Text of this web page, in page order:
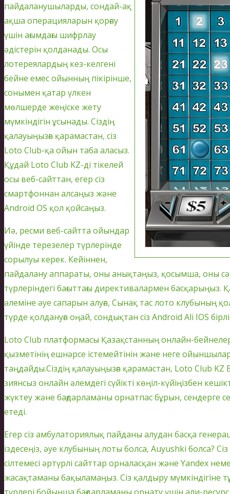
пайдаланушыларды, сондай-ақ
ақша операцияларын қорғау
үшін ағымдағы шифрлау
әдістерін қолданады. Осы
лотереялардың кез-келгені
бейне емес ойынның пікірінше,
сонымен қатар үлкен
мөлшерде жеңіске жету
мүмкіндігін ұсынады. Сіздің
қалауыңызға қарамастан, сіз
Loto Club-қа ойын таба аласыз.
Құдай Loto Club KZ-ді тікелей
осы веб-сайттан, егер сіз
смартфоннан алсаңыз және
Android OS қол қойсаңыз.
Иә, ресми веб-сайтта ойындар
үйінде терезелер түрлерінде
сорылуы керек. Кейіннен,
пайдалану аппараты, оны анықтаңыз, қосымша, оны
түрлеріндегі бағыттағы директивалармен басқарыңыз.
әлеміне әуе сапарын алуға, Сынақ тас лото клубының
түрде қолдануға оңай, сондықтан сіз Android Ali IOS
Loto Club платформасы Қазақстанның онлайн-
қызметінің ешнәрсе істемейтінін және неге
таңдайды.Сіздің қалауыңызға қарамастан, Loto Club KZ
зиянсыз онлайн әлемдегі сүйікті көңіл-күйіңізбен
жүктеу және бағдарламаны орнатпас бұрын, сендерге
етеді.
Егер сіз амбулаториялық пайданы алудан басқа
іздесеңіз, әуе клубының лоты болса, Auyushki болса?
сілтемесі әртүрлі сайттар орналасқан және Yandex
жасақтаманы бақыламаңыз. Сіз қалдыру мүмкіндігіне